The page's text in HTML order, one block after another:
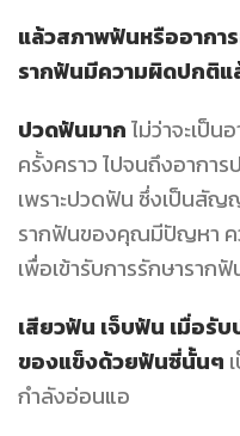
แล้วสภาพฟันหรืออาการ
รากฟันมีความผิดปกติแ
ปวดฟันมากไม่ว่าจะเป็
ครั้งคราว ไปจนถึงอากา
เพราะปวดฟัน ซึ่งเป็นสั
รากฟันของคุณมีปัญหา ค
เพื่อเข้ารับการรักษารากฟั
เสียวฟัน เจ็บฟัน เมื่อรั
ของแข็งด้วยฟันซี่นั้นๆ
กำลังอ่อนแอ